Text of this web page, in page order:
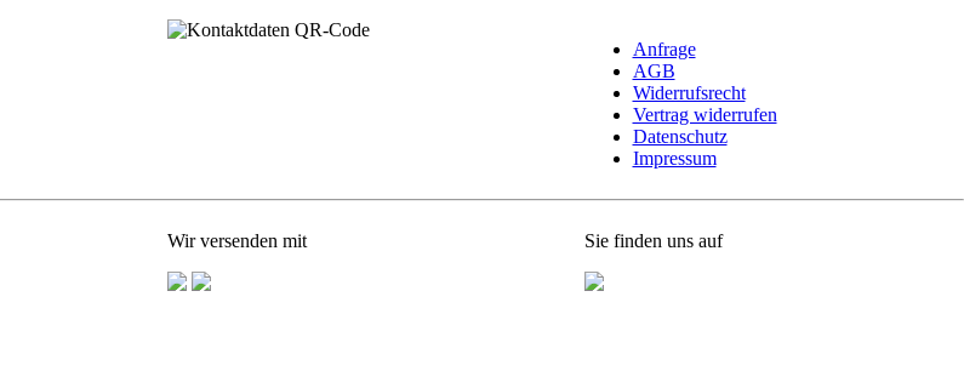
überspringen
Anfrage
AGB
Widerrufsrecht
Vertrag widerrufen
Datenschutz
Impressum
Wir versenden mit Sie finden uns auf